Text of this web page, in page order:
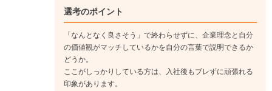
選考のポイント
「なんとなく良さそう」で終わらせずに、企業理念と自分
の価値観がマッチしているかを自分の言葉で説明できるか
どうか。
ここがしっかりしている方は、入社後もブレずに頑張れる
印象があります。